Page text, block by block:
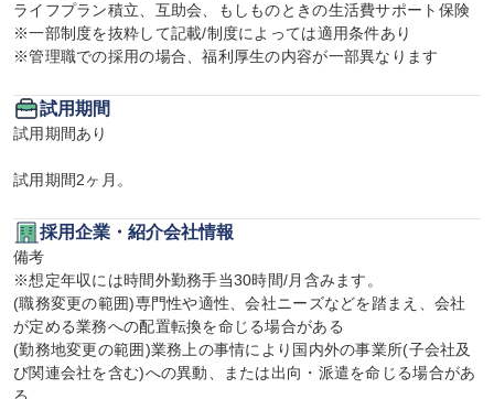
ライフプラン積立、互助会、もしものときの生活費サポート保険
※一部制度を抜粋して記載/制度によっては適用条件あり
※管理職での採用の場合、福利厚生の内容が一部異なります
試用期間
試用期間あり
試用期間2ヶ月。
採用企業・紹介会社情報
備考
※想定年収には時間外勤務手当30時間/月含みます。
(職務変更の範囲)専門性や適性、会社ニーズなどを踏まえ、会社
が定める業務への配置転換を命じる場合がある
(勤務地変更の範囲)業務上の事情により国内外の事業所(子会社及
び関連会社を含む)への異動、または出向・派遣を命じる場合があ